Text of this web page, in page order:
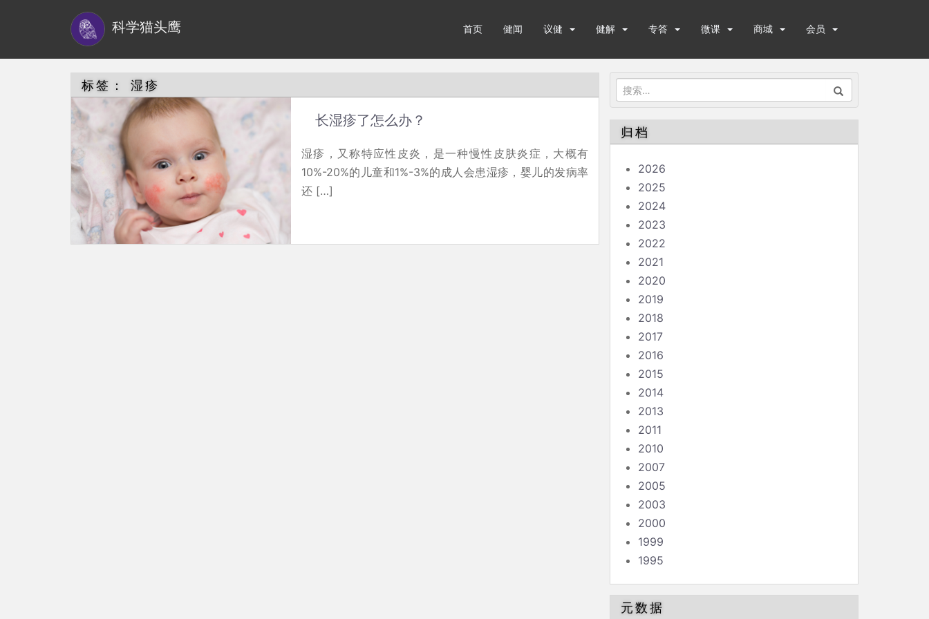
科学猫头鹰 首页 健闻 议健 健解 专答 微课 商城 会员
搜
索：
标签： 湿疹
长湿疹了怎么办？
湿疹，又称特应性皮炎，是一种慢性皮肤炎症，大概有
10%-20%的儿童和1%-3%的成人会患湿疹，婴儿的发病率
还 […]
归档
2026
2025
2024
2023
2022
2021
2020
2019
2018
2017
2016
2015
2014
2013
2011
2010
2007
2005
2003
2000
1999
1995
元数据